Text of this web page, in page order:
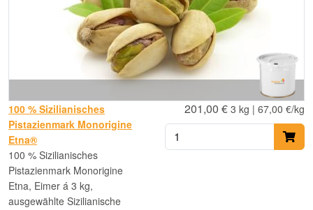
100 % Sizilianisches
Pistazienmark Monorigine
Etna®
100 % Sizilianisches
Pistazienmark Monorigine
Etna, Eimer á 3 kg,
ausgewählte Sizilianische
201,00 € 3 kg | 67,00 €/kg